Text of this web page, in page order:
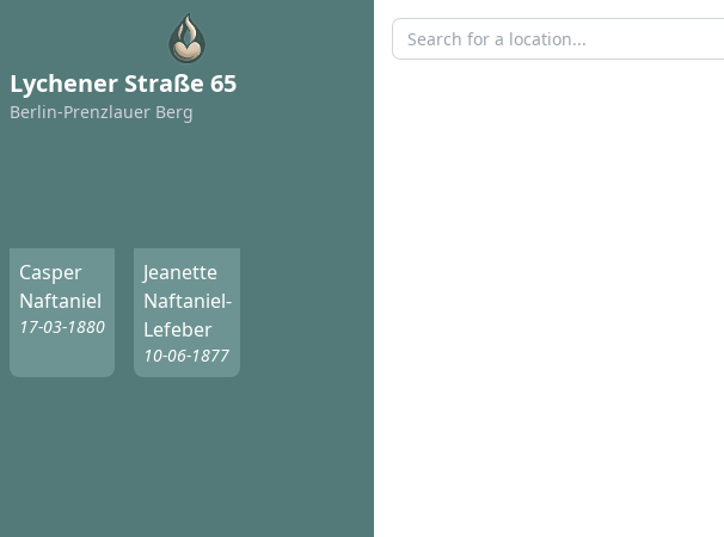
Lychener Straße 65
Berlin-Prenzlauer Berg
Casper
Naftaniel
17-03-1880
Jeanette
Naftaniel-
Lefeber
10-06-1877